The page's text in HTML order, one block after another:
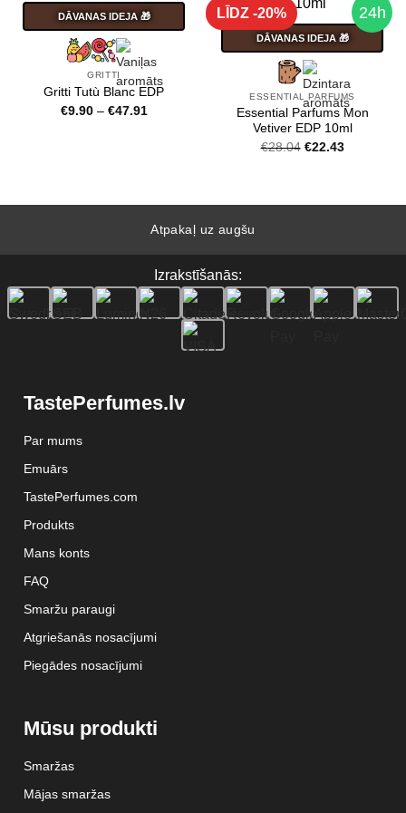
DĀVANAS IDEJA 🎁
GRITTI
Gritti Tutù Blanc EDP
€9.90 – €47.91Price
24h
LĪDZ -20%
DĀVANAS IDEJA 🎁
ESSENTIAL PARFUMS
Essential Parfums Mon
Vetiver EDP 10ml
€28.04 Original
€22.43Current
Atpakaļ uz augšu
Izrakstīšanās:
TastePerfumes.lv
Par mums
Emuārs
TastePerfumes.com
Produkts
Mans konts
FAQ
Smaržu paraugi
Atgriešanās nosacījumi
Piegādes nosacījumi
Mūsu produkti
Smaržas
Mājas smaržas